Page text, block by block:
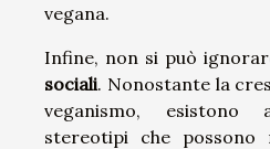
vegana.
Infine, non si può
sociali. Nonostante la
veganismo, esistono
stereotipi che